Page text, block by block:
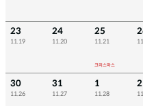
23
11.19
24
11.20
25
11.21
크리스마스
30
11.26
31
11.27
1
11.28
2